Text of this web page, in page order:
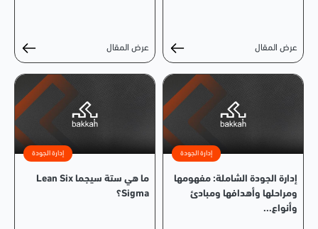
عرض المقال عرض المقال
إدارة الجودة
إدارة الجودة الشاملة: مفهومها
ومراحلها وأهدافها ومبادئ
وأنواع...
إدارة الجودة
ما هي ستة سيجما Lean Six
Sigma؟